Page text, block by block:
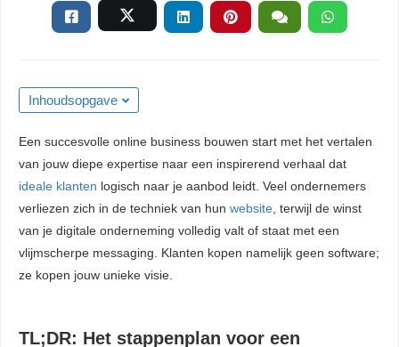
Inhoudsopgave
Een succesvolle online business bouwen start met het vertalen
van jouw diepe expertise naar een inspirerend verhaal dat
ideale klanten logisch naar je aanbod leidt. Veel ondernemers
verliezen zich in de techniek van hun website , terwijl de winst
van je digitale onderneming volledig valt of staat met een
vlijmscherpe messaging. Klanten kopen namelijk geen software;
ze kopen jouw unieke visie.
TL;DR: Het stappenplan voor een
te
over
van een
op de